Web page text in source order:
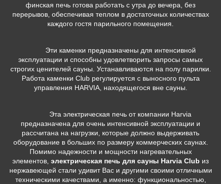
финская печь готова работать с утра до вечера, без
перерывов, обеспечивая теплом в достаточных количествах
каждого гостя парильного помещения.
Эти каменки предназначены для интенсивной
эксплуатации и способны удовлетворить запросы самых
строгих ценителей сауны. Устанавливаются на полу парилки.
Работа каменки Club регулируется с выносного пульта
управления HARVIA, находящегося вне сауны.
Эта электрическая печь от компании Harvia
предназначена для очень интенсивной эксплуатации и
рассчитана на нагрузки, которые должно выдерживать
оборудование в больших по размеру коммерческих саунах.
Помимо надежности и мощности нагревательных
элементов, электрическая печь для сауны Harvia Club из
нержавеющей стали удивит Вас и другими своими отличными
техническими качествами, а именно: функциональностью,